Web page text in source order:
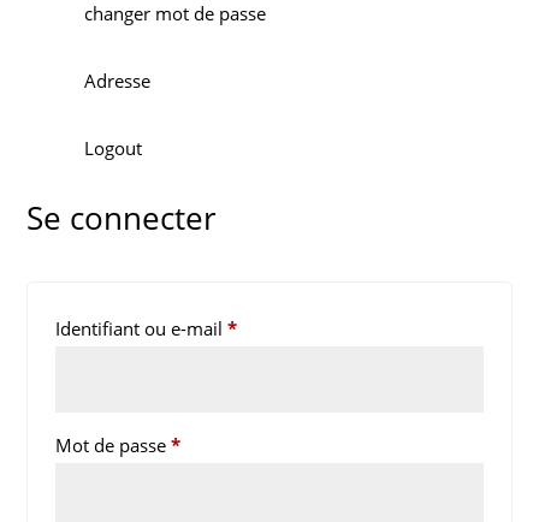
changer mot de passe
Adresse
Logout
Se connecter
Identifiant ou e-mail*Obligatoire
Mot de passe*Obligatoire